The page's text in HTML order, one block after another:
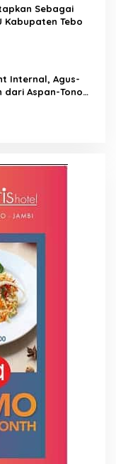
Sebagai
Kabupaten Tebo
Internal, Agus-
dari Aspan-Tono